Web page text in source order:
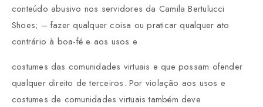
conteúdo abusivo nos servidores da Camila Bertulucci
Shoes; – fazer qualquer coisa ou praticar qualquer ato
contrário à boa-fé e aos usos e
costumes das comunidades virtuais e que possam ofender
qualquer direito de terceiros. Por violação aos usos e
costumes de comunidades virtuais também deve